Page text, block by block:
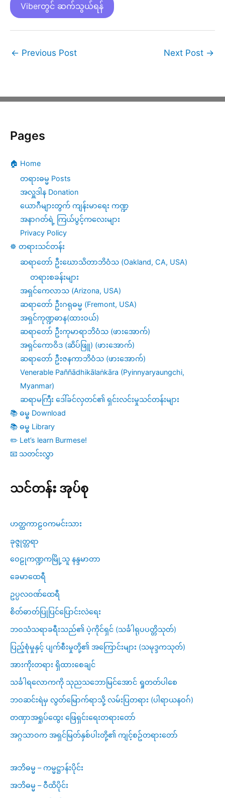
Viberတွင် ဆက်သွယ်ရန်
← Previous Post Next Post →
Pages
🏠 Home
တရားဓမ္မ Posts
အလှူဒါန Donation
ယောဂီများတွက် ကျန်းမာရေး ကဏ္ဍ
အနာဂတ်ရဲ့ ကြယ်ပွင့်ကလေးများ
Privacy Policy
☸️ တရားသင်တန်း
ဆရာတော် ဦးဃောသိတာဘိဝံသ (Oakland, CA, USA)
တရားစခန်းများ
အရှင်ကေလာသ (Arizona, USA)
ဆရာတော် ဦးဂရုဓမ္မ (Fremont, USA)
အရှင်ကုဏ္ဍဓာန(ထားဝယ်)
ဆရာတော် ဦးကုမာရာဘိဝံသ (ဖားအောက်)
အရှင်ကောဝိဒ (ဆိပ်ဖြူ) (ဖားအောက်)
ဆရာတော် ဦးဇနကာဘိဝံသ (ဖားအောက်)
Venerable Paññādhikālaṅkāra (Pyinnyaryaungchi,
Myanmar)
ဆရာမကြီး ဒေါ်ခင်လှတင်၏ ရှင်းလင်းမှုသင်တန်းများ
📚 ဓမ္ဓ Download
📚 ဓမ္ဓ Library
✏️ Let’s learn Burmese!
📧 သတင်းလွှာ
သင်တန်း အုပ်စု
ဟတ္ထကာဠဝကမင်းသား
ခုဇ္ဇုတ္တရာ
ဝေဠုကဏ္ဍကမြို့သူ နန္ဒမာတာ
ခေမာထေရီ
ဥပ္ပလဝဏ်ထေရီ
စိတ်ဓာတ်ပြုပြင်ပြောင်းလဲရေး
ဘဝသံသရာခရီးသည်၏ ပဲ့ကိုင်ရှင် (သင်္ခါရုပပတ္တိသုတ်)
ပြည့်စုံမှုနှင့် ပျက်စီးမှုတို့၏ အကြောင်းများ (သမုဒ္ဒကသုတ်)
အားကိုးတရား ရှိထားစေချင်
သင်္ခါရလောကကို သုညသဘောမြင်အောင် ရှုတတ်ပါစေ
ဘဝဆင်းရဲမှ လွတ်မြောက်ရာသို့ လမ်းပြတရား (ပါရာယနဝဂ်)
တဏှာအရှုပ်ထွေး ဖြေရှင်းရေးတရားတော်
အဂ္ဂသာဝက အရှင်မြတ်နှစ်ပါးတို့၏ ကျင့်စဥ်တရားတော်
အဘိဓမ္မ – ကမ္မဋ္ဌာန်းပိုင်း
အဘိဓမ္မ – ဝီထိပိုင်း